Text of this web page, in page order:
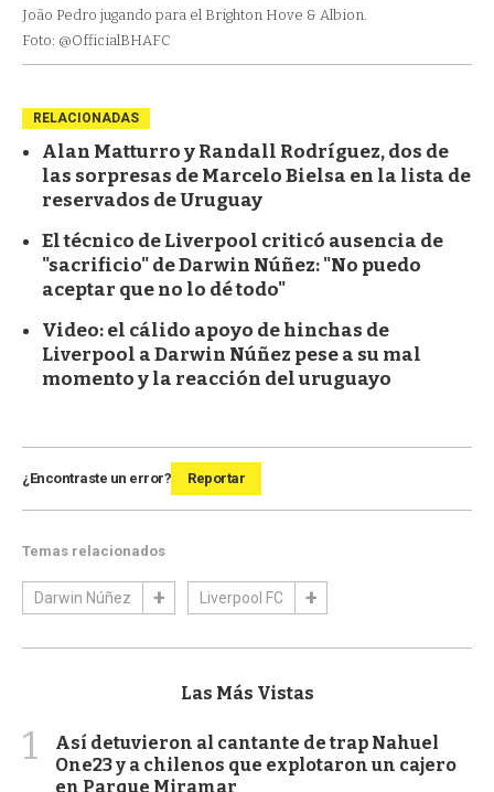
João Pedro jugando para el Brighton Hove & Albion.
Foto: @OfficialBHAFC
RELACIONADAS
Alan Matturro y Randall Rodríguez, dos de
las sorpresas de Marcelo Bielsa en la lista de
reservados de Uruguay
El técnico de Liverpool criticó ausencia de
"sacrificio" de Darwin Núñez: "No puedo
aceptar que no lo dé todo"
Video: el cálido apoyo de hinchas de
Liverpool a Darwin Núñez pese a su mal
momento y la reacción del uruguayo
¿Encontraste un error? Reportar
Temas relacionados
Darwin Núñez Liverpool FC
Las Más Vistas
1
Así detuvieron al cantante de trap Nahuel
One23 y a chilenos que explotaron un cajero
en Parque Miramar